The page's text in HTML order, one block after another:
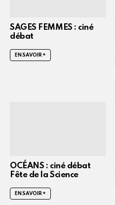
SAGES FEMMES : ciné
débat
EN SAVOIR +
OCÉANS : ciné débat
Fête de la Science
EN SAVOIR +